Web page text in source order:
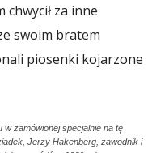
chwycił za inne
swoim bratem
piosenki kojarzone
w zamówionej specjalnie na tę
Jerzy Hakenberg, zawodnik i